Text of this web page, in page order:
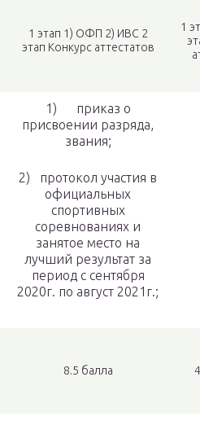
1 этап 1) ОФП 2) ИВС 2
этап Конкурс аттестатов
1
1) приказ о
присвоении разряда,
звания;
2) протокол участия в
официальных
спортивных
соревнованиях и
занятое место на
лучший результат за
период с сентября
2020г. по август 2021г.;
8.5 балла